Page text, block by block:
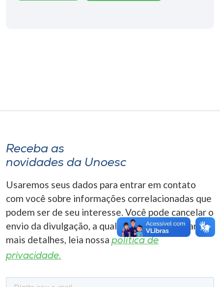
A+
Receba as
novidades da Unoesc
Usaremos seus dados para entrar em contato
com você sobre informações correlacionadas que
podem ser de seu interesse. Você pode cancelar o
envio da divulgação, a qualquer momento. Para
mais detalhes, leia nossa política de
privacidade.